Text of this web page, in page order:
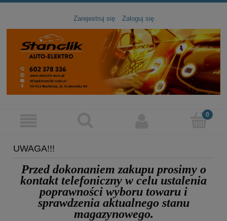
Zarejestruj się Zaloguj się
UWAGA!!!
Przed dokonaniem zakupu prosimy o
kontakt telefoniczny w celu ustalenia
poprawności wyboru towaru i
sprawdzenia aktualnego stanu
magazynowego.